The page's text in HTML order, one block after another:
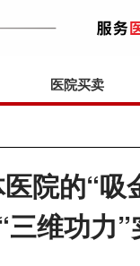
医院买卖
医院的“
维功力